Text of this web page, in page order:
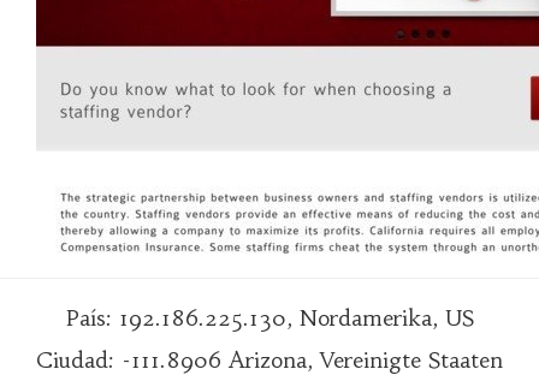
País: 192.186.225.130, Nordamerika, US
Ciudad: -111.8906 Arizona, Vereinigte Staaten